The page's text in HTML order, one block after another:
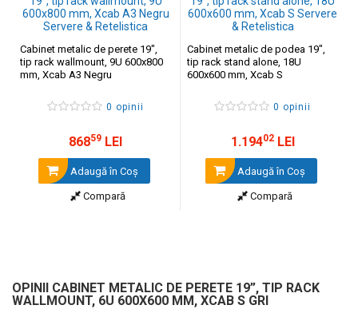
Cabinet metalic de perete 19",
tip rack wallmount, 9U 600x800
mm, Xcab A3 Negru
0 opinii
86859 LEI
Adaugă în Coş
Compară
Cabinet metalic de podea 19",
tip rack stand alone, 18U
600x600 mm, Xcab S
0 opinii
1.19402LEI
Adaugă în Coş
Compară
OPINII CABINET METALIC DE PERETE 19”, TIP RACK
WALLMOUNT, 6U 600X600 MM, XCAB S GRI